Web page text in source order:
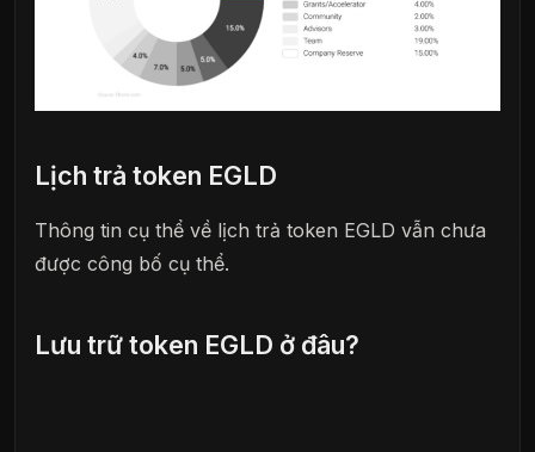
Lịch trả token EGLD
Thông tin cụ thể về lịch trả token EGLD vẫn chưa
được công bố cụ thể.
Lưu trữ token EGLD ở đâu?